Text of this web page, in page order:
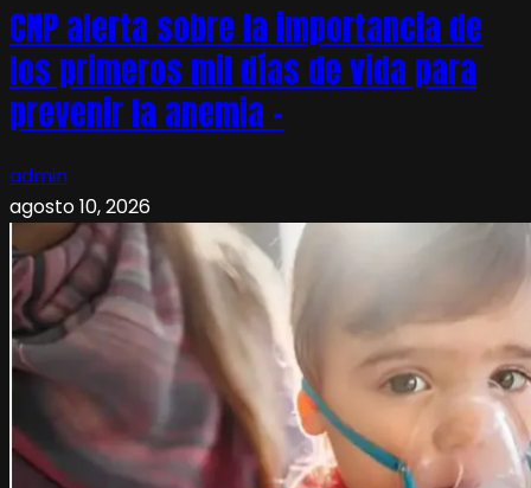
CNP alerta sobre la importancia de
los primeros mil días de vida para
prevenir la anemia –
admin
agosto 10, 2026